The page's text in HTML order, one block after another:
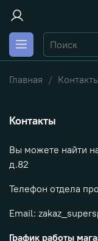
Главная
Контакты
Вы можете найти
д.82
Телефон отдела
Email:
График работы